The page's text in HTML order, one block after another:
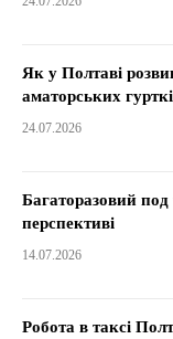
Як у Полтаві
аматорських
24.07.2026
Багаторазовий
перспективі
14.07.2026
Робота в таксі